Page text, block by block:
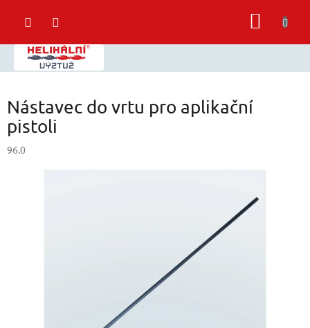
Nástavec do vrtu pro aplikační
pistoli
96.0